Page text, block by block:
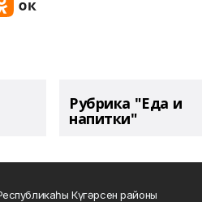
Рубрика "Еда и
напитки"
Күгәрсен районы